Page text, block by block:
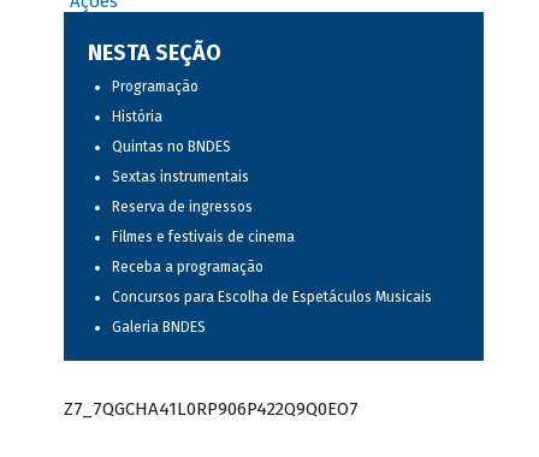
NESTA SEÇÃO
Programação
História
Quintas no BNDES
Sextas instrumentais
Reserva de ingressos
Filmes e festivais de cinema
Receba a programação
Concursos para Escolha de Espetáculos Musicais
Galeria BNDES
Z7_7QGCHA41L0RP906P422Q9Q0EO7